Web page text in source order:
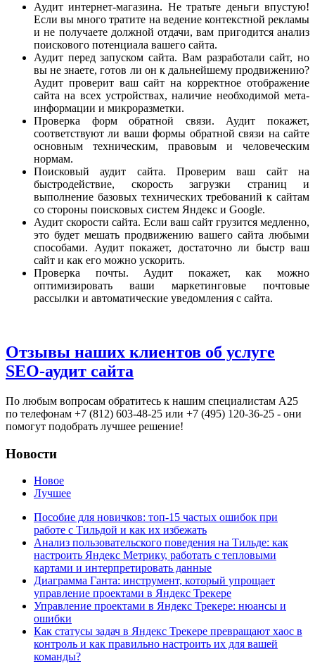
Аудит интернет-магазина. Не тратьте деньги впустую!
Если вы много тратите на ведение контекстной рекламы
и не получаете должной отдачи, вам пригодится анализ
поискового потенциала вашего сайта.
Аудит перед запуском сайта. Вам разработали сайт, но
вы не знаете, готов ли он к дальнейшему продвижению?
Аудит проверит ваш сайт на корректное отображение
сайта на всех устройствах, наличие необходимой мета-
информации и микроразметки.
Проверка форм обратной связи. Аудит покажет,
соответствуют ли ваши формы обратной связи на сайте
основным техническим, правовым и человеческим
нормам.
Поисковый аудит сайта. Проверим ваш сайт на
быстродействие, скорость загрузки страниц и
выполнение базовых технических требований к сайтам
со стороны поисковых систем Яндекс и Google.
Аудит скорости сайта. Если ваш сайт грузится медленно,
это будет мешать продвижению вашего сайта любыми
способами. Аудит покажет, достаточно ли быстр ваш
сайт и как его можно ускорить.
Проверка почты. Аудит покажет, как можно
оптимизировать ваши маркетинговые почтовые
рассылки и автоматические уведомления с сайта.
Отзывы наших клиентов об услуге
SEO-аудит сайта
По любым вопросам обратитесь к нашим специалистам А25
по телефонам +7 (812) 603-48-25 или +7 (495) 120-36-25 - они
помогут подобрать лучшее решение!
Новости
Новое
Лучшее
Пособие для новичков: топ-15 частых ошибок при
работе с Тильдой и как их избежать
Анализ пользовательского поведения на Тильде: как
настроить Яндекс Метрику, работать с тепловыми
картами и интерпретировать данные
Диаграмма Ганта: инструмент, который упрощает
управление проектами в Яндекс Трекере
Управление проектами в Яндекс Трекере: нюансы и
ошибки
Как статусы задач в Яндекс Трекере превращают хаос в
контроль и как правильно настроить их для вашей
команды?